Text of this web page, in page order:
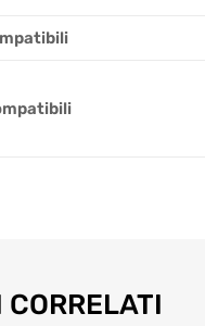
CORRELATI